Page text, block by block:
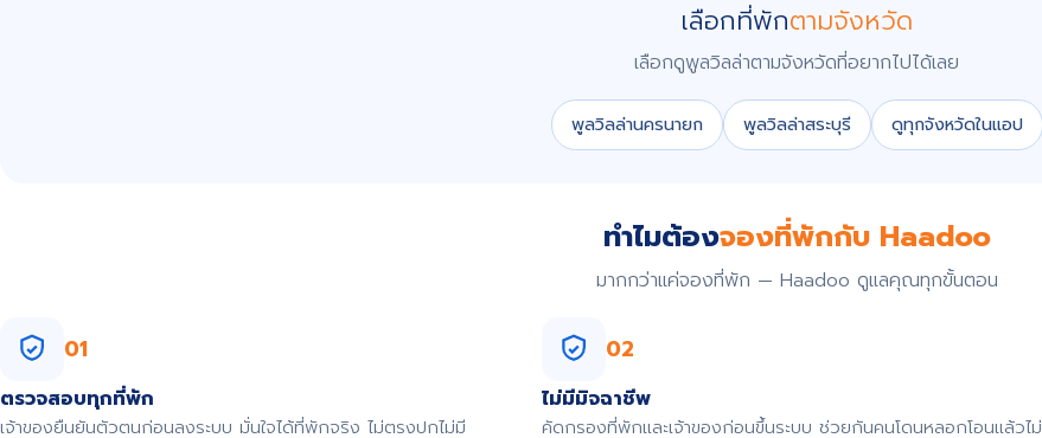
เลือกที่พักตามจังหวัด
เลือกดูพูลวิลล่าตามจังหวัดที่อยากไปได้เลย
พูลวิลล่านครนายก พูลวิลล่าสระบุรี ดูทุกจังหวัดในแอป
ทำไมต้องจองที่พักกับ Haadoo
มากกว่าแค่จองที่พัก — Haadoo ดูแลคุณทุกขั้นตอน
01
ตรวจสอบทุกที่พัก
เจ้าของยืนยันตัวตนก่อนลงระบบ มั่นใจได้ที่พักจริง ไม่ตรงปกไม่มี
02
ไม่มีมิจฉาชีพ
คัดกรองที่พักและเจ้าของก่อนขึ้นระบบ ช่วยกันคนโดนหลอกโอนแล้วไม่